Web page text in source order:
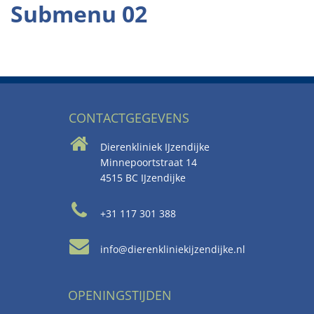
Submenu 02
CONTACTGEGEVENS
Dierenkliniek IJzendijke
Minnepoortstraat 14
4515 BC IJzendijke
+31 117 301 388
info@dierenkliniekijzendijke.nl
OPENINGSTIJDEN